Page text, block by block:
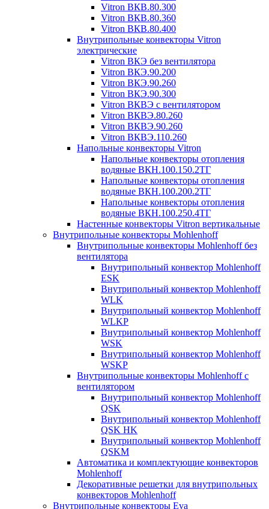
Vitron ВКВ.80.300
Vitron ВКВ.80.360
Vitron ВКВ.80.400
Внутрипольные конвекторы Vitron
электрические
Vitron ВКЭ без вентилятора
Vitron ВКЭ.90.200
Vitron ВКЭ.90.260
Vitron ВКЭ.90.300
Vitron ВКВЭ с вентилятором
Vitron ВКВЭ.80.260
Vitron ВКВЭ.90.260
Vitron ВКВЭ.110.260
Напольные конвекторы Vitron
Напольные конвекторы отопления
водяные ВКН.100.150.2ТГ
Напольные конвекторы отопления
водяные ВКН.100.200.2ТГ
Напольные конвекторы отопления
водяные ВКН.100.250.4ТГ
Настенные конвекторы Vitron вертикальные
Внутрипольные конвекторы Mohlenhoff
Внутрипольные конвекторы Mohlenhoff без
вентилятора
Внутрипольный конвектор Mohlenhoff
ESK
Внутрипольный конвектор Mohlenhoff
WLK
Внутрипольный конвектор Mohlenhoff
WLKP
Внутрипольный конвектор Mohlenhoff
WSK
Внутрипольный конвектор Mohlenhoff
WSKP
Внутрипольные конвекторы Mohlenhoff с
вентилятором
Внутрипольный конвектор Mohlenhoff
QSK
Внутрипольный конвектор Mohlenhoff
QSK HK
Внутрипольный конвектор Mohlenhoff
QSKM
Автоматика и комплектующие конвекторов
Mohlenhoff
Декоративные решетки для внутрипольных
конвекторов Mohlenhoff
Внутрипольные конвекторы Eva